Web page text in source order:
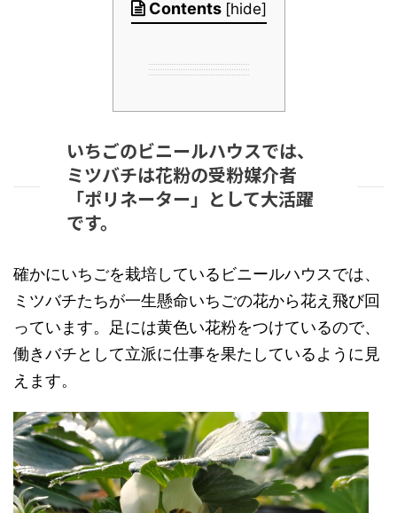
Contents [hide]
いちごのビニールハウスでは、
ミツバチは花粉の受粉媒介者
「ポリネーター」として大活躍
です。
確かにいちごを栽培しているビニールハウスでは、
ミツバチたちが一生懸命いちごの花から花え飛び回
っています。足には黄色い花粉をつけているので、
働きバチとして立派に仕事を果たしているように見
えます。